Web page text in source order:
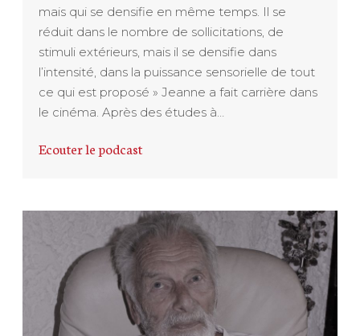
mais qui se densifie en même temps. Il se
réduit dans le nombre de sollicitations, de
stimuli extérieurs, mais il se densifie dans
l’intensité, dans la puissance sensorielle de tout
ce qui est proposé » Jeanne a fait carrière dans
le cinéma. Après des études à…
Ecouter le podcast